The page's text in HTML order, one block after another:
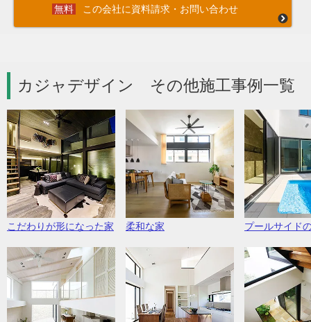
この会社に資料請求・お問い合わせ
カジャデザイン その他施工事例一覧
こだわりが形になった家 柔和な家 プールサイド